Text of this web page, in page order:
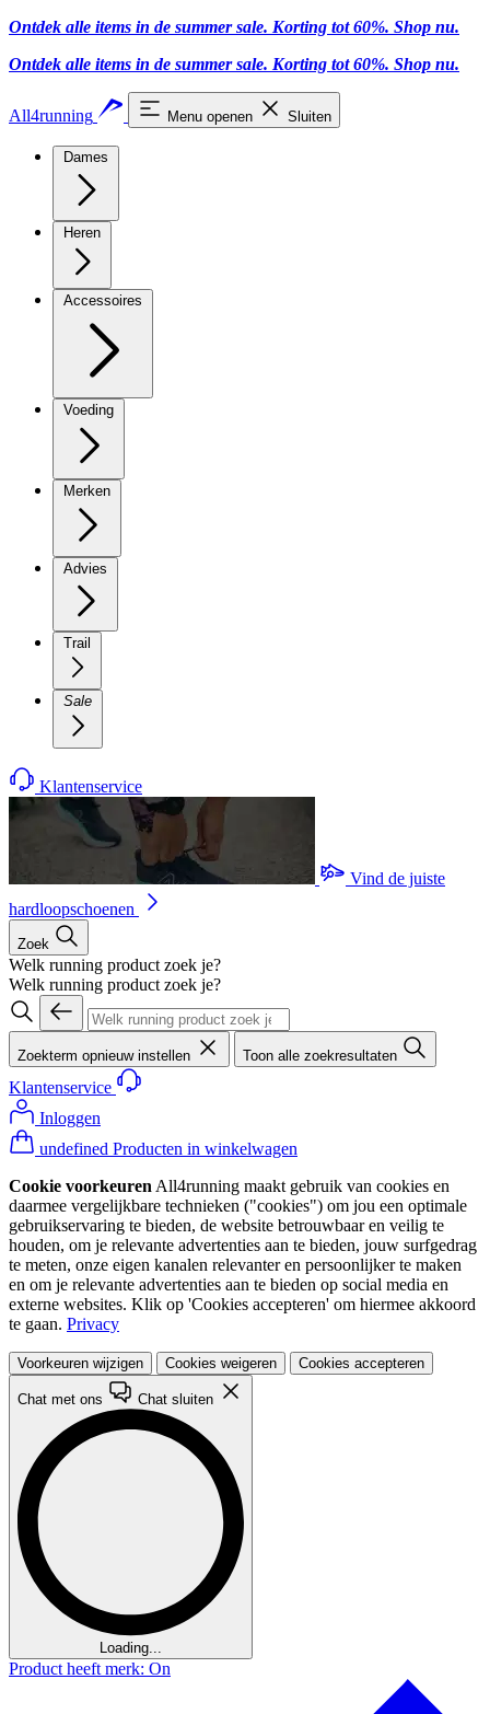
Ontdek alle items in de summer sale. Korting tot 60%. Shop nu.
Ontdek alle items in de summer sale. Korting tot 60%. Shop nu.
All4running Menu openen Sluiten
Dames
Heren
Accessoires
Voeding
Merken
Advies
Trail
Sale
Klantenservice
Vind de juiste
hardloopschoenen
Zoek
Welk running product zoek je?
Welk running product zoek je?
Zoekterm opnieuw instellen Toon alle zoekresultaten
Klantenservice
Inloggen
undefined Producten in winkelwagen
Cookie voorkeuren All4running maakt gebruik van cookies en
daarmee vergelijkbare technieken ("cookies") om jou een optimale
gebruikservaring te bieden, de website betrouwbaar en veilig te
houden, om je relevante advertenties aan te bieden, jouw surfgedrag
te meten, onze eigen kanalen relevanter en persoonlijker te maken
en om je relevante advertenties aan te bieden op social media en
externe websites. Klik op 'Cookies accepteren' om hiermee akkoord
te gaan. Privacy
Voorkeuren wijzigen Cookies weigeren Cookies accepteren
Chat met ons Chat sluiten
Loading...
Product heeft merk: On